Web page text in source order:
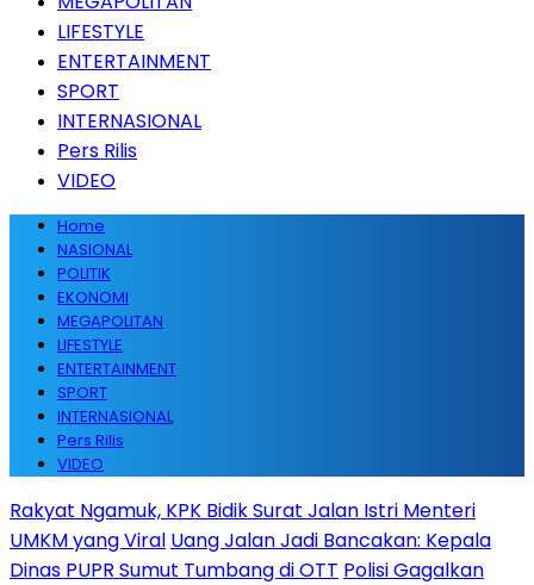
LIFESTYLE
ENTERTAINMENT
SPORT
INTERNASIONAL
Pers Rilis
VIDEO
Home
NASIONAL
POLITIK
EKONOMI
MEGAPOLITAN
LIFESTYLE
ENTERTAINMENT
SPORT
INTERNASIONAL
Pers Rilis
VIDEO
Rakyat Ngamuk, KPK Bidik Surat Jalan Istri Menteri
UMKM yang Viral Uang Jalan Jadi Bancakan: Kepala
Dinas PUPR Sumut Tumbang di OTT Polisi Gagalkan